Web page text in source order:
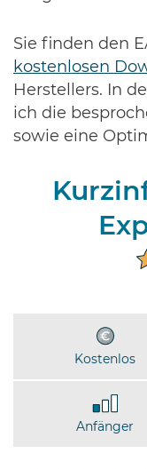
Sie finden den
kostenlosen
Herstellers. In
ich die
sowie eine
Kostenlos
Anfänger